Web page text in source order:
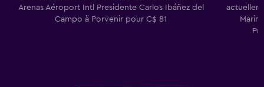
Arenas Aéroport Intl Presidente Carlos Ibáñez del
Campo à Porvenir pour C$ 81